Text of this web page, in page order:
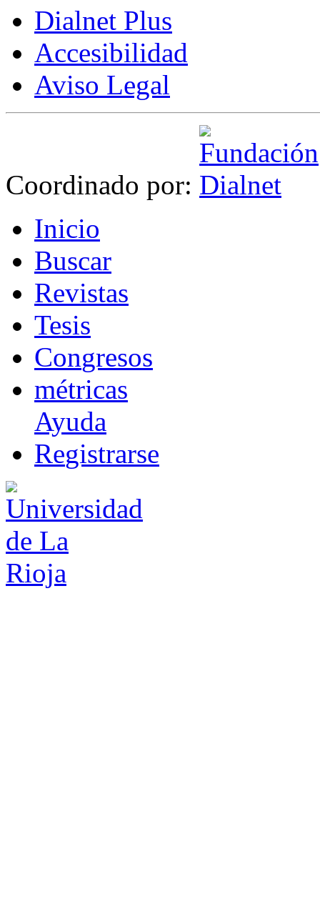
Dialnet Plus
Accesibilidad
Aviso Legal
Coordinado por:
Inicio
Buscar
Revistas
Tesis
Congresos
métricas
Ayuda
Registrarse